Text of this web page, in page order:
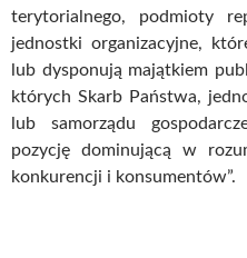
terytorialnego, podmioty
jednostki organizacyjne,
lub dysponują majątkiem
których Skarb Państwa,
lub samorządu
pozycję dominującą w
konkurencji i konsumentów”.